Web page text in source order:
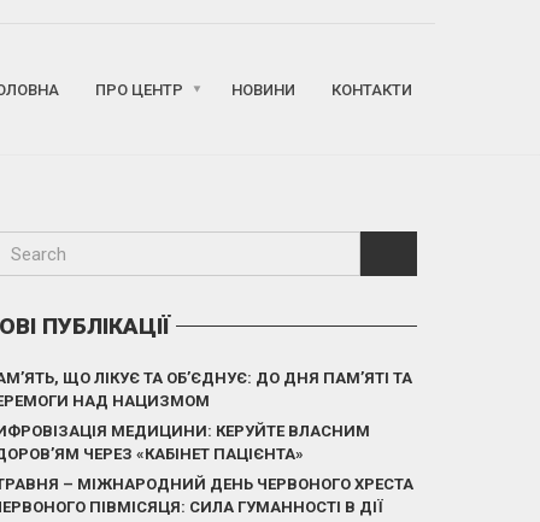
ПРО ЦЕНТР НОВИНИ КОНТАКТИ
ПУБЛІКАЦІЇ
ЩО ЛІКУЄ ТА ОБ’ЄДНУЄ: ДО ДНЯ ПАМ’ЯТІ ТА
НАД НАЦИЗМОМ
МЕДИЦИНИ: КЕРУЙТЕ ВЛАСНИМ
ЧЕРЕЗ «КАБІНЕТ ПАЦІЄНТА»
– МІЖНАРОДНИЙ ДЕНЬ ЧЕРВОНОГО ХРЕСТА
ПІВМІСЯЦЯ: СИЛА ГУМАННОСТІ В ДІЇ